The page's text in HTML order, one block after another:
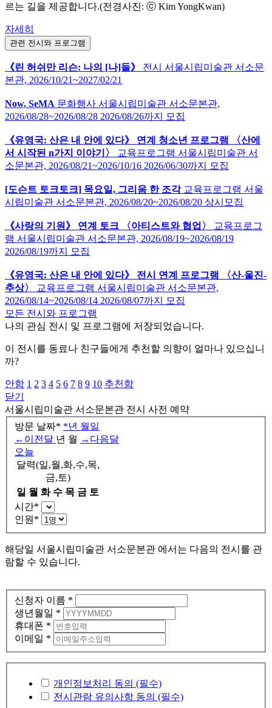
르는 길을 제공합니다.(전경사진: ⓒ Kim YongKwan)
자세히
관련 전시와 프로그램
《린 허쉬만 리슨: 나의 [나]들》 전시 서울시립미술관 서소문
본관, 2026/10/21~2027/02/21
Now, SeMA 문화행사 서울시립미술관 서소문본관,
2026/08/28~2026/08/28 2026/08/26까지 모집
《유영국: 산은 내 안에 있다》 연계 청소년 프로그램 〈산에
서 시작된 n가지 이야기〉
교육프로그램 서울시립미술관 서
소문본관, 2026/08/21~2026/10/16 2026/06/30까지 모집
[도슨트 토크토크] 목요일, 그리움 한 조각 교육프로그램 서울
시립미술관 서소문본관, 2026/08/20~2026/08/20 상시모집
《사랑의 기원》 연계 토크 〈아티스트와 협업〉
교육프로그
램 서울시립미술관 서소문본관, 2026/08/19~2026/08/19
2026/08/19까지 모집
《유영국: 산은 내 안에 있다》 전시 연계 프로그램 〈산-울진-
추상〉
교육프로그램 서울시립미술관 서소문본관,
2026/08/14~2026/08/14 2026/08/07까지 모집
모든 전시와 프로그램
나의 관심 전시 및 프로그램에 저장되었습니다.
이 전시를 동료나 친구들에게 추천할 의향이 얼마나 있으십니
까?
안함 1 2 3 4 5 6 7 8 9 10 추천함
닫기
서울시립미술관 서소문본관 전시 사전 예약
방문 날짜* *년 월일
← 이전달 년 월 → 다음달
오늘
달력(일,월,화,수,목,
금,토)
일 월 화 수 목 금 토
시간*
인원*
해당일 서울시립미술관 서소문본관 에서는 다음의 전시를 관
람할 수 있습니다.
신청자 이름 *
생년월일 *
휴대폰 *
이메일 *
개인정보처리 동의 (필수)
전시관람 유의사항 동의 (필수)